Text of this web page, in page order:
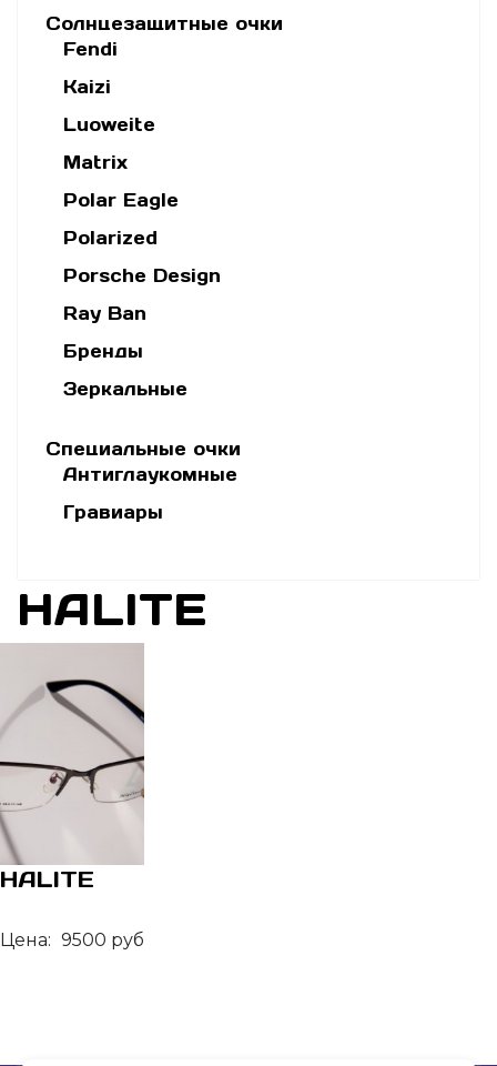
Солнцезащитные очки
Fendi
Kaizi
Luoweite
Matrix
Polar Eagle
Polarized
Porsche Design
Ray Ban
Бренды
Зеркальные
Специальные очки
Антиглаукомные
Гравиары
HALITE
HALITE
Цена: 9500 руб